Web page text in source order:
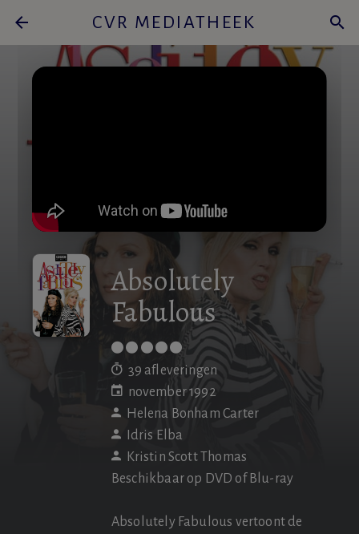
arrow_back CVR MEDIATHEEK search
Absolutely
Fabulous
39 afleveringen
november 1992
Helena Bonham Carter
Idris Elba
Kristin Scott Thomas
Beschikbaar op DVD of Blu-ray
Absolutely Fabulous vertoont de